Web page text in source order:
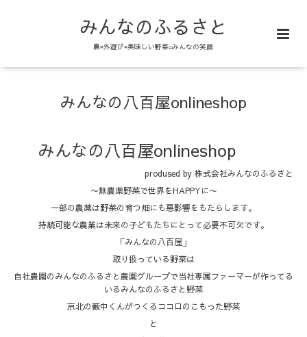
みんなのふるさと
農×外遊び×美味しい野菜=みんなの笑顔
みんなの八百屋onlineshop
みんなの八百屋onlineshop
prodused by 株式会社みんなのふるさと
〜無農薬野菜で世界をHAPPYに〜
一部の農薬は野菜の育つ畑にも悪影響をもたらします。
持続可能な農業は未来の子どもたちにとって必要不可欠です。
「みんなの八百屋」
取り扱っている野菜は
自社農園のみんなのふるさと農園グループで当社専属ファーマーが作ってる
いるみんなのふるさと野菜
京北の藪中くんがつくるココロのこもった野菜
と